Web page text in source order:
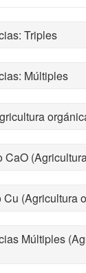
Triples
Múltiples
(Agricultura
Múltiples